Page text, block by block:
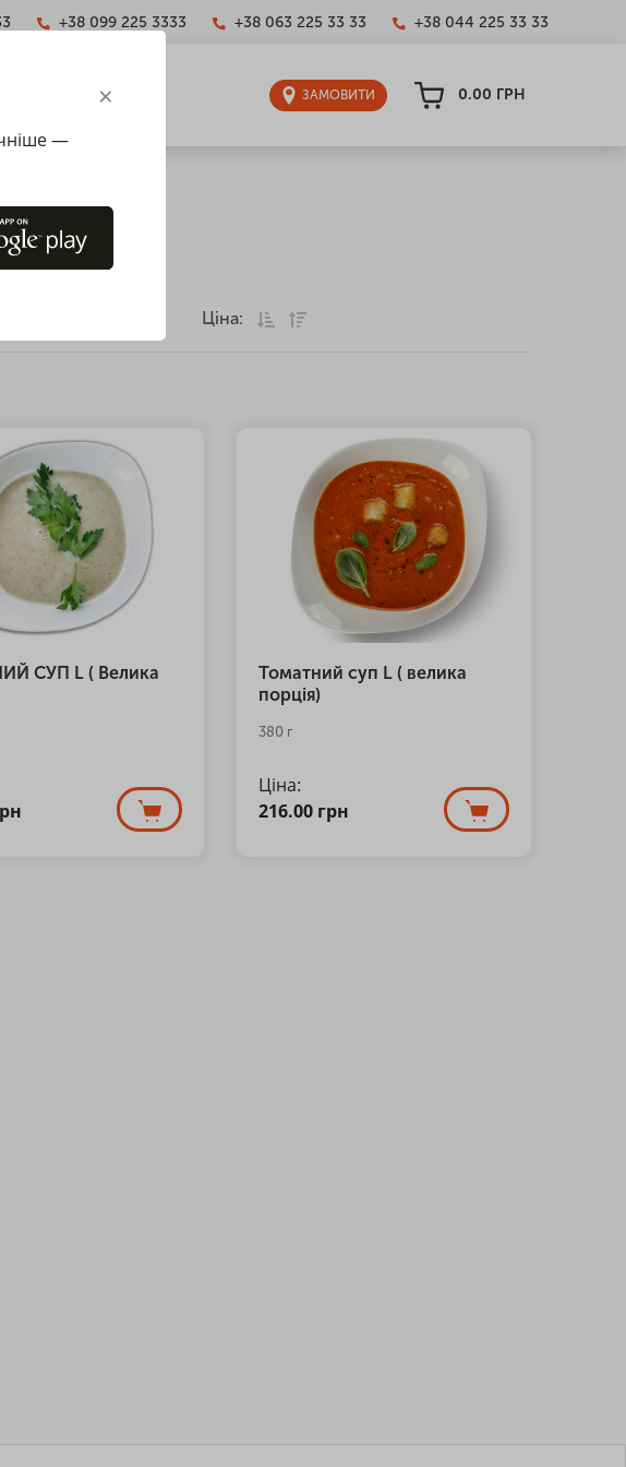
+38 099 225 3333 +38 063 225 33 33 +38 044 225 33 33
ЗАМОВИТИ 0.00 ГРН
Ціна:
СУП L ( Велика
Томатний суп L ( велика
порція)
380 г
Ціна:
216.00 грн
×
—